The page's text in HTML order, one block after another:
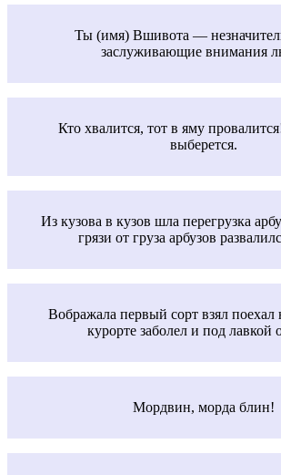
Ты (имя) Вшивота —
заслуживающие внимания
Кто хвалится, тот в яму
выберется.
Из кузова в кузов шла перегрузка
грязи от груза арбузов
Вображала первый сорт взял поехал
курорте заболел и под лавкой
Мордвин, морда блин!